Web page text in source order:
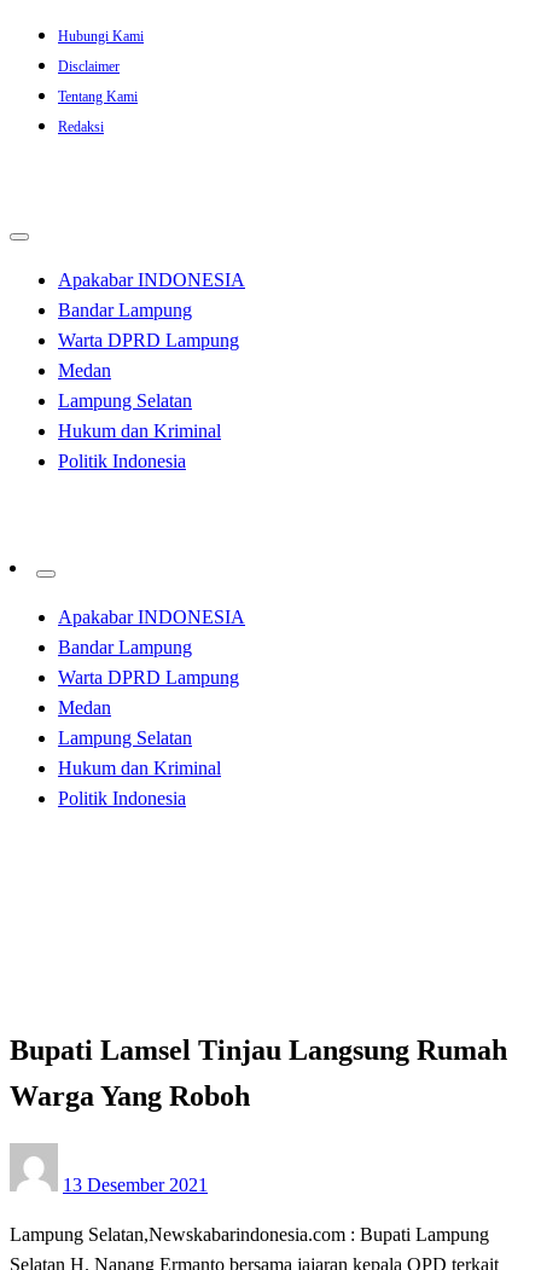
Skip
content
Hubungi Kami
Disclaimer
Tentang Kami
Redaksi
Apakabar INDONESIA
Bandar Lampung
Warta DPRD Lampung
Medan
Lampung Selatan
Hukum dan Kriminal
Politik Indonesia
Apakabar INDONESIA
Bandar Lampung
Warta DPRD Lampung
Medan
Lampung Selatan
Hukum dan Kriminal
Politik Indonesia
Bupati Lamsel Tinjau Langsung Rumah
Warga Yang Roboh
on
13 Desember 2021
Lampung Selatan,Newskabarindonesia.com : Bupati Lampung
Selatan H. Nanang Ermanto bersama jajaran kepala OPD terkait